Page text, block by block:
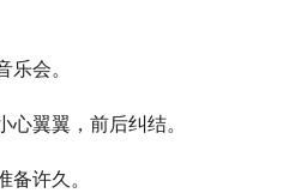
会。
翼翼，前后纠结。
许久。